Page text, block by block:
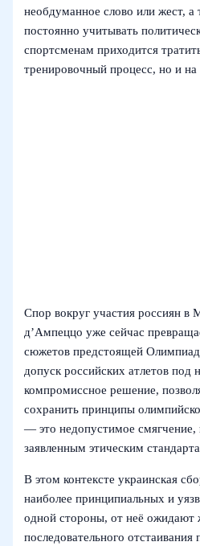
необдуманное слово или жест, а
постоянно учитывать
спортсменам приходится
тренировочный процесс, но и на
Спор вокруг участия россиян в
д’Ампеццо уже сейчас
сюжетов предстоящей
допуск российских атлетов
компромиссное решение,
сохранить принципы
— это недопустимое
заявленным этическим
В этом контексте украинская
наиболее принципиальных и
одной стороны, от неё ожидают
последовательного